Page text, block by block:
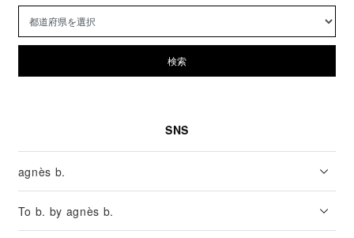
検索
SNS
agnès b.
To b. by agnès b.